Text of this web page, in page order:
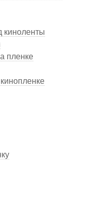
киноленты
пленке